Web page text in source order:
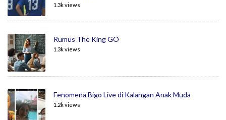
1.3k views
Rumus The King GO
1.3k views
Fenomena Bigo Live di Kalangan Anak Muda
1.2k views